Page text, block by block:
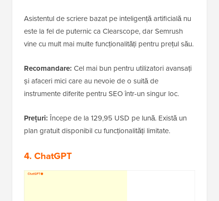
Asistentul de scriere bazat pe inteligență artificială nu
este la fel de puternic ca Clearscope, dar Semrush
vine cu mult mai multe funcționalități pentru prețul său.
Recomandare: Cel mai bun pentru utilizatori avansați
și afaceri mici care au nevoie de o suită de
instrumente diferite pentru SEO într-un singur loc.
Prețuri: Începe de la 129,95 USD pe lună. Există un
plan gratuit disponibil cu funcționalități limitate.
4. ChatGPT